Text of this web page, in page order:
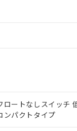
ロートなしスイッチ
ンパクトタイプ